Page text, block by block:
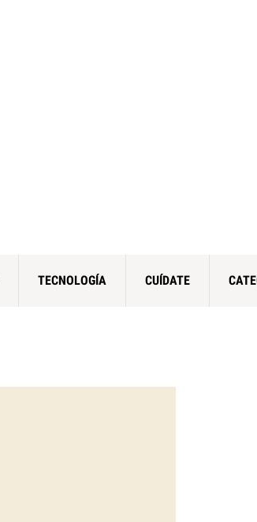
TECNOLOGÍA CUÍDATE